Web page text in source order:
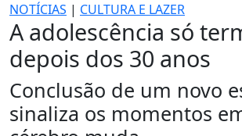
NOTÍCIAS | CULTURA E LAZER
A adolescência só
depois dos 30 anos
Conclusão de um novo
sinaliza os momentos